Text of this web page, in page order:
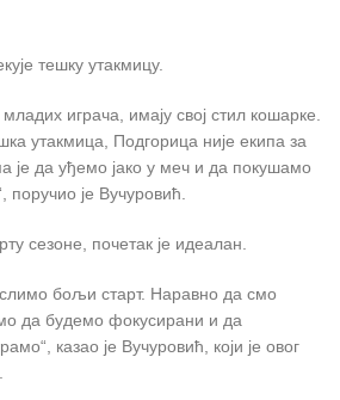
тешку утакмицу.
играча, имају свој стил кошарке.
утакмица, Подгорица није екипа за
је да уђемо јако у меч и да покушамо
је Вучуровић.
сезоне, почетак је идеалан.
бољи старт. Наравно да смо
да будемо фокусирани и да
казао је Вучуровић, који је овог